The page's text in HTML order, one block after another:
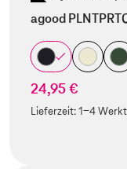
agood
24,95 €
Lieferzeit:1-4